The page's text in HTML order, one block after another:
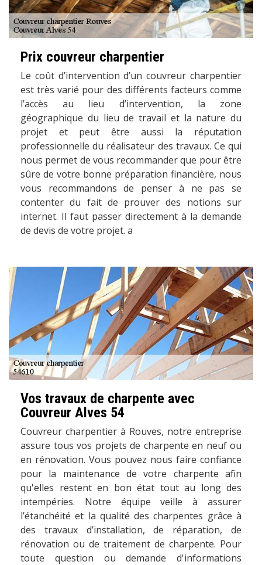
Prix couvreur charpentier
Le coût d’intervention d’un couvreur charpentier
est très varié pour des différents facteurs comme
l’accès au lieu d’intervention, la zone
géographique du lieu de travail et la nature du
projet et peut être aussi la réputation
professionnelle du réalisateur des travaux. Ce qui
nous permet de vous recommander que pour être
sûre de votre bonne préparation financière, nous
vous recommandons de penser à ne pas se
contenter du fait de prouver des notions sur
internet. Il faut passer directement à la demande
de devis de votre projet. a
Vos travaux de charpente avec
Couvreur Alves 54
Couvreur charpentier à Rouves, notre entreprise
assure tous vos projets de charpente en neuf ou
en rénovation. Vous pouvez nous faire confiance
pour la maintenance de votre charpente afin
qu'elles restent en bon état tout au long des
intempéries. Notre équipe veille à assurer
l’étanchéité et la qualité des charpentes grâce à
des travaux d’installation, de réparation, de
rénovation ou de traitement de charpente. Pour
toute question ou demande d'informations